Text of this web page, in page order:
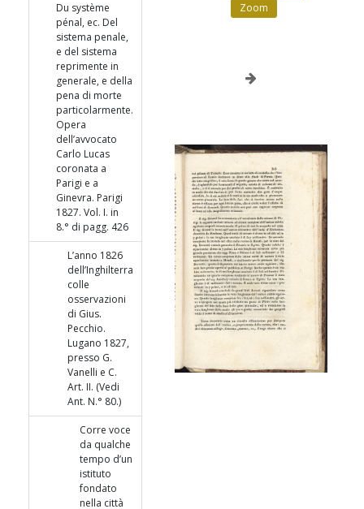
Du système
pénal, ec. Del
sistema penale,
e del sistema
reprimente in
generale, e della
pena di morte
particolarmente.
Opera
dell’avvocato
Carlo Lucas
coronata a
Parigi e a
Ginevra. Parigi
1827. Vol. I. in
8.° di pagg. 426
L’anno 1826
dell’Inghilterra
colle
osservazioni
di Gius.
Pecchio.
Lugano 1827,
presso G.
Vanelli e C.
Art. II. (Vedi
Ant. N.° 80.)
Corre voce
da qualche
tempo d’un
istituto
fondato
nella città
Zoom